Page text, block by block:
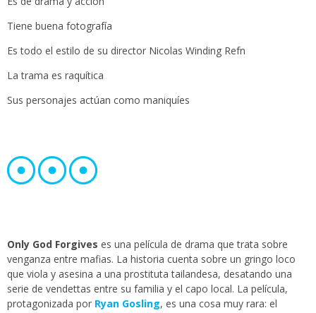
Tiene buena fotografía
Es todo el estilo de su director Nicolas Winding Refn
La trama es raquítica
Sus personajes actúan como maniquíes
Only God Forgives es una película de drama que trata sobre
venganza entre mafias. La historia cuenta sobre un gringo loco
que viola y asesina a una prostituta tailandesa, desatando una
serie de vendettas entre su familia y el capo local. La película,
protagonizada por Ryan Gosling, es una cosa muy rara: el